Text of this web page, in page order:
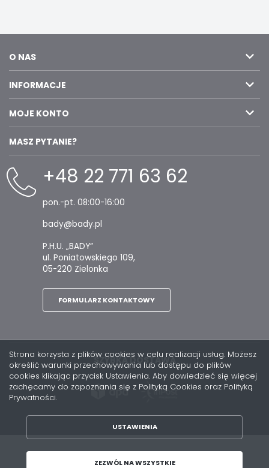
O NAS
INFORMACJE
MOJE KONTO
MASZ PYTANIE?
+48 22 771 63 62
pon.-pt. 08:00-16:00
bady@bady.pl
P.H.U. „BADY”
ul. Poniatowskiego 109,
05-220 Zielonka
FORMULARZ KONTAKTOWY
SZYBKA DOSTAWA
Copyright by bady.pl
Strona korzysta z plików cookies w celu realizacji usług. Możesz
określić warunki przechowywania lub dostępu do plików
cookies klikając przycisk Ustawienia. Aby dowiedzieć się więcej
zachęcamy do zapoznania się z Polityką Cookies oraz Polityką
Prywatności.
USTAWIENIA
ZEZWÓL NA WSZYSTKIE
ZAPISZ WYBRANE